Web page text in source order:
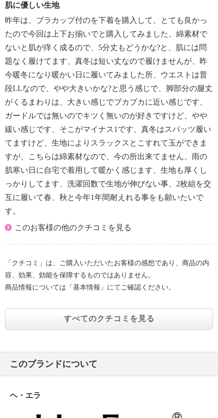
肌に優しい生地
昨年は、ブラカップ付のを下着を購入して、とても良かっ
たので今回は上下お揃いでと購入してみました、綿素材で
ないと肌が痒く成るので、5分丈もどうかな?と、肌には問
題なく履けてます、真冬は短い丈なので履けませんが、昨
今暖冬になり暖かい日に履いてみました所、ウエストは普
段LLなので、やや大きいかな?と思う感じで、脚部分の腿丈
がくるまわりは、大きい感じでブカブカに近い感じです、
ガードルでは無いのでキツく無いのが好きですけど、やや
緩い感じです、そこがマイナス1です、真冬はスパッツ履い
てますけど、生地によりスラックスとこすれて玉ができま
すが、こちらは綿素材なので、今の所出来てません、雨の
肌寒い日に自宅で着用して暖かく感じます、生地も厚くし
っかりしてます、洗濯回数で生地が伸びない事、2枚組を交
互に履いて春、秋と今年1年間耐えれる事をも願いたいで
す。
このお客様の他のクチコミを見る
「クチコミ」は、ご購入いただいたお客様の感想であり、商品の内
容、効果、効能を保障するものではありません。
商品情報については「基本情報」にてご確認ください。
すべてのクチコミを見る
このブランドについて
ヘ・エラ